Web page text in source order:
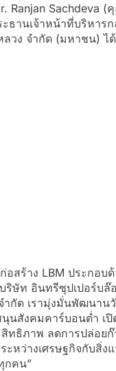
Ranjan Sachdeva (
ะธานเจ้าหน้าที่บริหาร
วง จำกัด (มหาชน) ไ
อสร้าง LBM ประกอบ
ริษัท อินทรีซุปเปอร์บล๊
กัด เรามุ่งมั่นพัฒนาน
นสังคมคาร์บอนต่ำ เปิ
ทธิภาพ ลดการปล่อยก๊
ะหว่างเศรษฐกิจกับสิ่ง
กคน”